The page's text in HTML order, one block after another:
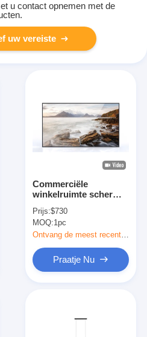
u contact opnemen met de
uw vereiste
Commerciële
winkelruimte scherm
venster
geconfronteerd
display
Prijs:$730
MOQ:1pc
Praatje Nu